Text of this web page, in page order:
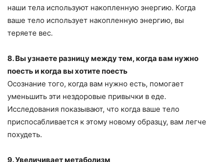
наши тела используют накопленную энергию. Когда
ваше тело использует накопленную энергию, вы
теряете вес.
8. Вы узнаете разницу между тем, когда вам нужно
поесть и когда вы хотите поесть
Осознание того, когда вам нужно есть, помогает
уменьшить эти нездоровые привычки в еде.
Исследования показывают, что когда ваше тело
приспосабливается к этому новому образцу, вам легче
похудеть.
9. Увеличивает метаболизм